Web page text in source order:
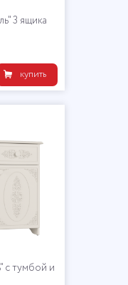
3 ящика
купить
с тумбой и